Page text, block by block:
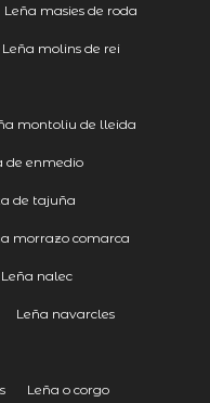
Leña masies de roda
Leña molins de rei
montoliu de lleida
de enmedio
de tajuña
morrazo comarca
Leña nalec
Leña navarcles
Leña o corgo